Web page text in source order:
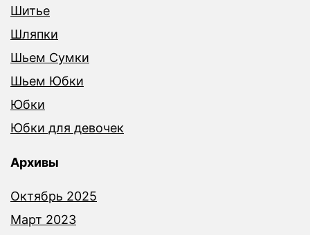
Шитье
Шляпки
Шьем Сумки
Шьем Юбки
Юбки
Юбки для девочек
Архивы
Октябрь 2025
Март 2023